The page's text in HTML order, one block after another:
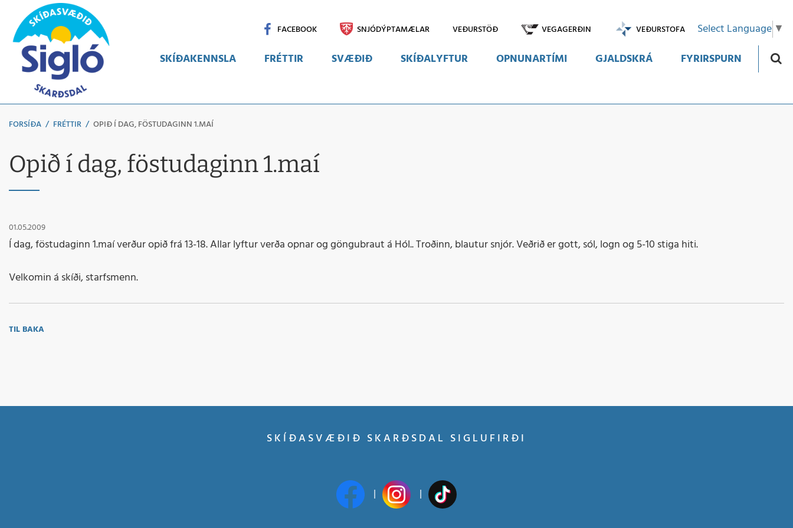
Select Language ▼
FACEBOOK SNJÓDÝPTAMÆLAR VEÐURSTÖÐ VEGAGERÐIN VEÐURSTOFA
SKÍÐAKENNSLA FRÉTTIR SVÆÐIÐ
Svæðið
Vefmyndavélar
SKÍÐALYFTUR OPNUNARTÍMI GJALDSKRÁ FYRIRSPURN
Leita
FORSÍÐA / FRÉTTIR / OPIÐ Í DAG, FÖSTUDAGINN 1.MAÍ
Opið í dag, föstudaginn 1.maí
01.05.2009
Í dag, föstudaginn 1.maí verður opið frá 13-18. Allar lyftur verða opnar og göngubraut á Hól.. Troðinn, blautur snjór. Veðrið er gott, sól, logn og 5-10 stiga hiti.
Velkomin á skíði, starfsmenn.
TIL BAKA
SKÍÐASVÆÐIÐ SKARÐSDAL SIGLUFIRÐI